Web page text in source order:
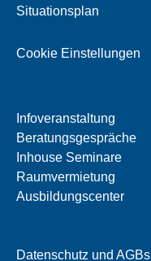
Situationsplan
Cookie Einstellungen
Infoveranstaltung
Beratungsgespräche
Inhouse Seminare
Raumvermietung
Ausbildungscenter
Datenschutz und AGBs